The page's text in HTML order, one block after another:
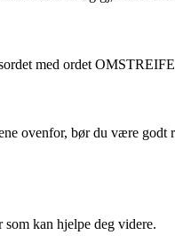
med ordet
ovenfor, bør du være godt
kan hjelpe deg videre.